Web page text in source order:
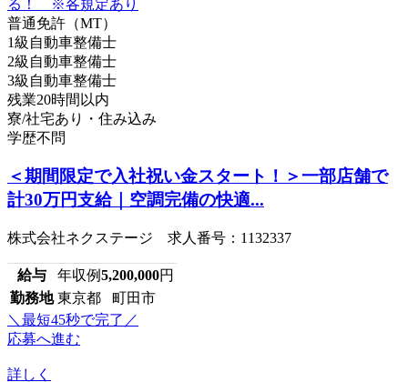
普通免許（MT）
1級自動車整備士
2級自動車整備士
3級自動車整備士
残業20時間以内
寮/社宅あり・住み込み
学歴不問
＜期間限定で入社祝い金スタート！＞一部店舗で
計30万円支給｜空調完備の快適...
株式会社ネクステージ 求人番号：1132337
給与 年収例5,200,000円
勤務地 東京都 町田市
＼最短45秒で完了／
応募へ進む
詳しく